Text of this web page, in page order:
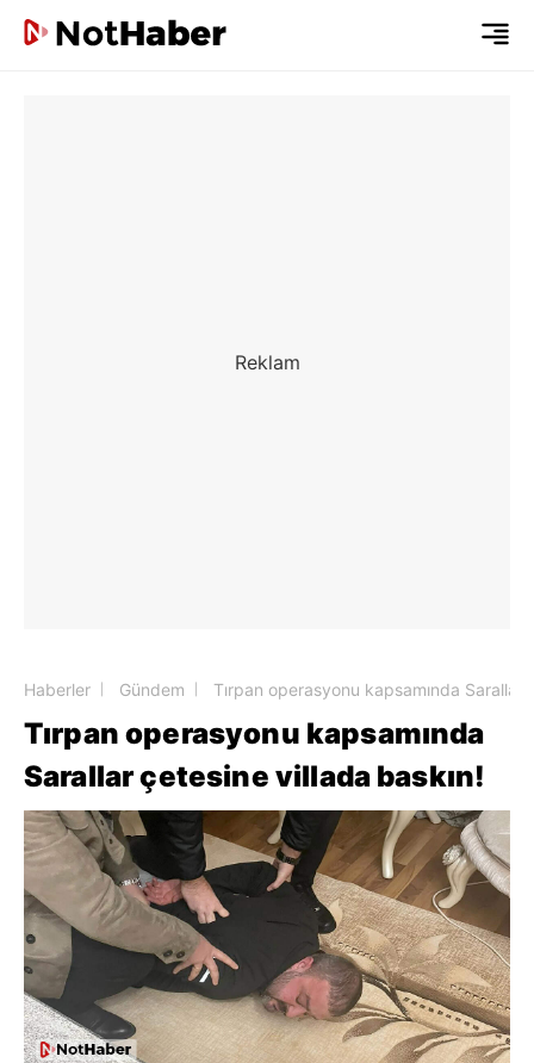
Haberler Gündem Tırpan operasyonu kapsamında Sarallar
Tırpan operasyonu kapsamında
Sarallar çetesine villada baskın!